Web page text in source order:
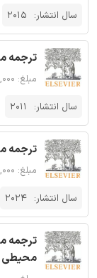
سال انتشار: 2015
ترجمه
مبلغ: ۱۴۴,۰۰۰ تومان
سال انتشار:
2011
ترجمه
مبلغ: ۳۹۶,۰۰۰ تومان
سال انتشار: 2024
ترجمه
محیطی